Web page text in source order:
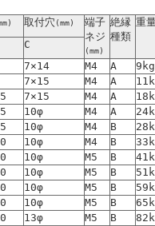
取付穴 (mm)
端子
ネジ
(mm)
絶縁
種類
重
C
7×14 M4 A
9kg
7×15 M4 A
7×15 M4 A
10φ M4 A
10φ M4 B
10φ M4 B
10φ M5 B
10φ M5 B
10φ M5 B
10φ M5 B
13φ M5 B